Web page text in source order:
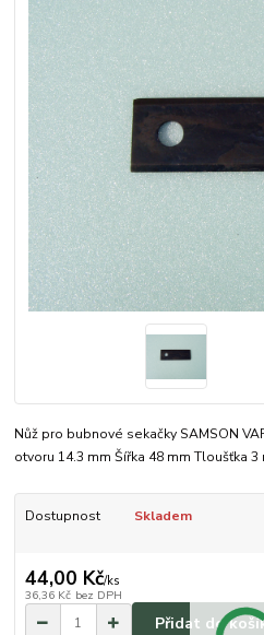
Nůž pro bubnové sekačky SAMSON
otvoru 14.3 mm Šířka 48 mm Tloušťka 3
Dostupnost Skladem
44,00 Kč/ks
36,36 Kč bez DPH
Přidat do